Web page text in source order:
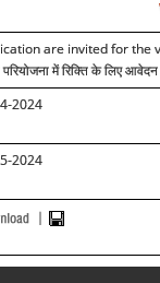
are invited for the
परियोजना में रिक्ति के लिए
2024
2024